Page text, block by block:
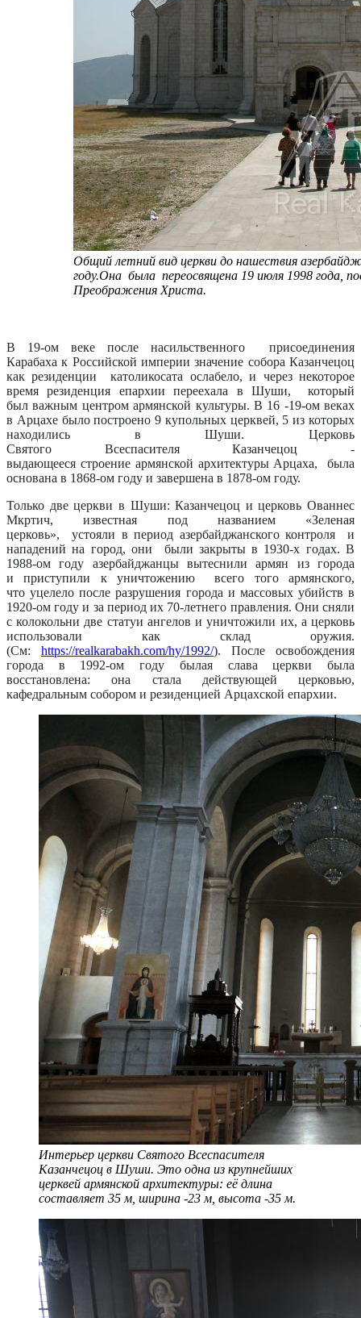
Общий летний вид церкви до нашествия
году.Она была переосвящена 19 июля 1998 года,
Преображения Христа.
В 19-ом веке после насильственного присоединения
Карабаха к Российской империи значение собора Казанчецоц
как резиденции католикосата ослабело, и через некоторое
время резиденция епархии переехала в Шуши, который
был важным центром армянской культуры. В 16 -19-ом веках
в Арцахе было построено 9 купольных церквей, 5 из которых
находились в Шуши. Церковь
Святого Всеспасителя Казанчецоц -
выдающееся строение армянской архитектуры Арцаха, была
основана в 1868-ом году и завершена в 1878-ом году.
Только две церкви в Шуши: Казанчецоц и церковь Ованнес
Мкртич, известная под названием «Зеленая
церковь», устояли в период азербайджанского контроля и
нападений на город, они были закрыты в 1930-х годах. В
1988-ом году азербайджанцы вытеснили армян из города
и приступили к уничтожению всего того армянского,
что уцелело после разрушения города и массовых убийств в
1920-ом году и за период их 70-летнего правления. Они сняли
с колокольни две статуи ангелов и уничтожили их, а церковь
использовали как склад оружия.
(См:
https://realkarabakh.com/hy/1992/). После освобождения
города в 1992-ом году ​​былая слава церкви была
восстановлена: она стала действующей церковью,
кафедральным собором и резиденцией Арцахской епархии.
Интерьер церкви Святого Всеспасителя
Казанчецоц в Шуши. Это одна из крупнейших
церквей армянской архитектуры: её длина
составляет 35 м, ширина -23 м, высота -35 м.